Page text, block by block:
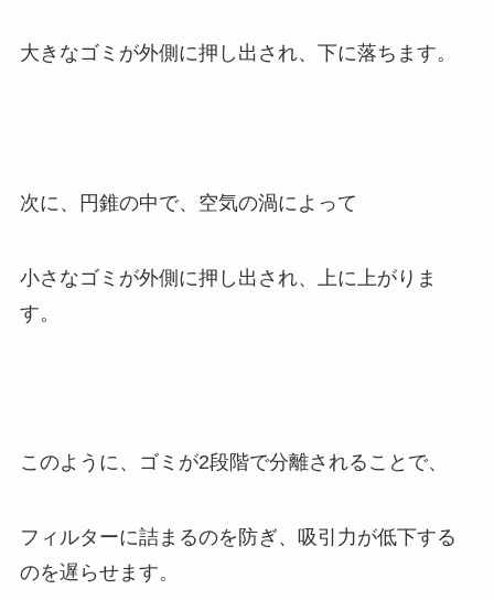
大きなゴミが外側に押し出され、下に落ちます。
次に、円錐の中で、空気の渦によって
小さなゴミが外側に押し出され、上に上がりま
す。
このように、ゴミが2段階で分離されることで、
フィルターに詰まるのを防ぎ、吸引力が低下する
のを遅らせます。